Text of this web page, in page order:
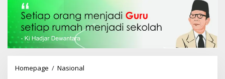
Homepage / Nasional